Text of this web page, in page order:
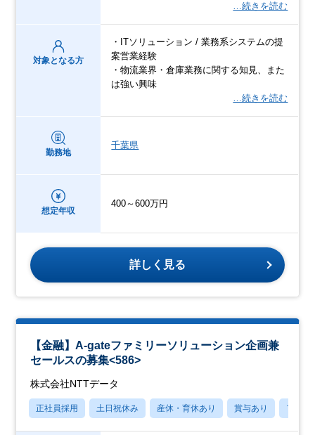
…続きを読む
対象となる方
・ITソリューション / 業務系システムの提
案営業経験
・物流業界・倉庫業務に関する知見、また
は強い興味
…続きを読む
勤務地
千葉県
想定年収
400～600万円
詳しく見る
【金融】A-gateファミリーソリューション企画兼
セールスの募集<586>
株式会社NTTデータ
正社員採用 土日祝休み 産休・育休あり 賞与あり フレッ